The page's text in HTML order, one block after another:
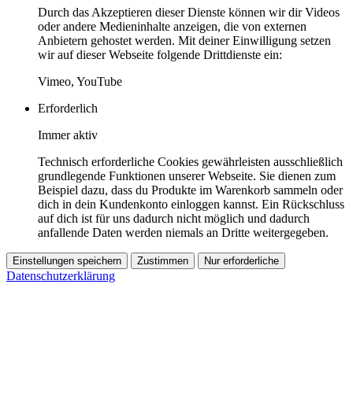
Durch das Akzeptieren dieser Dienste können wir dir Videos
oder andere Medieninhalte anzeigen, die von externen
Anbietern gehostet werden. Mit deiner Einwilligung setzen
wir auf dieser Webseite folgende Drittdienste ein:
Vimeo, YouTube
Erforderlich
Immer aktiv
Technisch erforderliche Cookies gewährleisten ausschließlich
grundlegende Funktionen unserer Webseite. Sie dienen zum
Beispiel dazu, dass du Produkte im Warenkorb sammeln oder
dich in dein Kundenkonto einloggen kannst. Ein Rückschluss
auf dich ist für uns dadurch nicht möglich und dadurch
anfallende Daten werden niemals an Dritte weitergegeben.
Einstellungen speichern Zustimmen Nur erforderliche
Datenschutzerklärung